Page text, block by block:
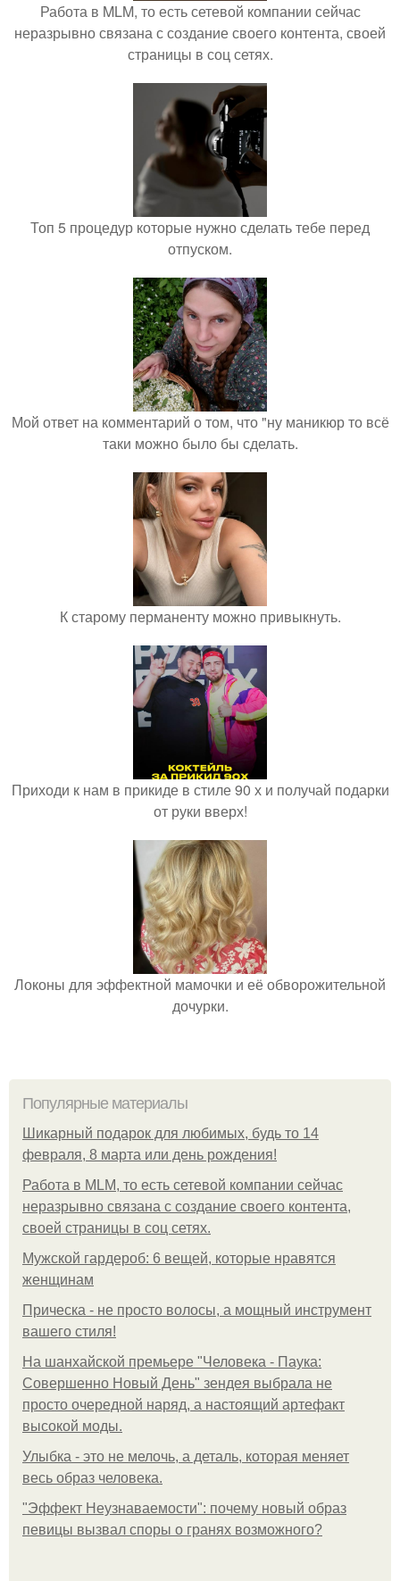
Работа в MLM, то есть сетевой компании сейчас
неразрывно связана с создание своего контента, своей
страницы в соц сетях.
Топ 5 процедур которые нужно сделать тебе перед
отпуском.
Мой ответ на комментарий о том, что "ну маникюр то всё
таки можно было бы сделать.
К старому перманенту можно привыкнуть.
Приходи к нам в прикиде в стиле 90 х и получай подарки
от руки вверх!
Локоны для эффектной мамочки и её обворожительной
дочурки.
Популярные материалы
Шикарный подарок для любимых, будь то 14
февраля, 8 марта или день рождения!
Работа в MLM, то есть сетевой компании сейчас
неразрывно связана с создание своего контента,
своей страницы в соц сетях.
Мужской гардероб: 6 вещей, которые нравятся
женщинам
Прическа - не просто волосы, а мощный инструмент
вашего стиля!
На шанхайской премьере "Человека - Паука:
Совершенно Новый День" зендея выбрала не
просто очередной наряд, а настоящий артефакт
высокой моды.
Улыбка - это не мелочь, а деталь, которая меняет
весь образ человека.
"Эффект Неузнаваемости": почему новый образ
певицы вызвал споры о гранях возможного?